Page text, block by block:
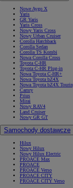
Nowe Aygo X
Yaris
GR Yaris
Yaris Cross
Nowy Yaris Cross
Nowy Urban Cruiser
Corolla Hatchback
Corolla Sedan
Corolla TS Kombi
Nowa Corolla Cross
Toyota C-HR
Toyota C-HR Plug-in
Nowa Toyota C-HR+
Nowa Toyota bZ4X
Nowa Toyota bZ4X
Camry
Prius
Mirai
Nowy RAV4
Land Cruiser
Nowy GR GT
Samochody dostawcze
Hilux
Nowy Hilux
Nowy Hilux Electric
PROACE Max
PROACE
PROACE Verso
PROACE CITY
PROACE CITY Verso